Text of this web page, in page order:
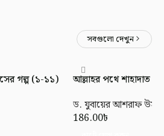
সবগুলো দেখুন
গল্প (১-১১)
আল্লাহর পথে শাহাদাত
ড. যুবায়ের আশরাফ
186.00৳